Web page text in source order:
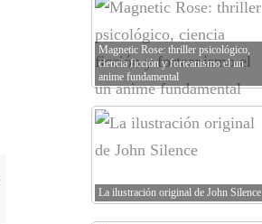
Magnetic Rose: thriller psicológico,
ciencia ficción y forteanismo el un
anime fundamental
La ilustración original de John Silence